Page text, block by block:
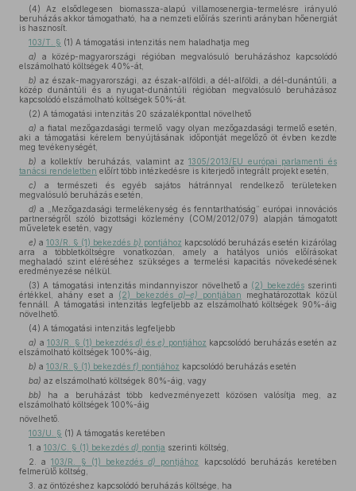
(4) Az elsődlegesen biomassza-alapú villamosenergia-termelésre irányuló
beruházás akkor támogatható, ha a nemzeti előírás szerinti arányban hőenergiát
is hasznosít.
103/T. § (1) A támogatási intenzitás nem haladhatja meg
a) a közép-magyarországi régióban megvalósuló beruházáshoz kapcsolódó
elszámolható költségek 40%-át,
b) az észak-magyarországi, az észak-alföldi, a dél-alföldi, a dél-dunántúli, a
közép dunántúli és a nyugat-dunántúli régióban megvalósuló beruházásoz
kapcsolódó elszámolható költségek 50%-át.
(2) A támogatási intenzitás 20 százalékponttal növelhető
a) a fiatal mezőgazdasági termelő vagy olyan mezőgazdasági termelő esetén,
aki a támogatási kérelem benyújtásának időpontját megelőző öt évben kezdte
meg tevékenységét,
b) a kollektív beruházás, valamint az1305/2013/EU európai parlamenti és
tanácsi rendeletben előírt több intézkedésre is kiterjedő integrált projekt esetén,
c) a természeti és egyéb sajátos hátránnyal rendelkező területeken
megvalósuló beruházás esetén,
d) a „Mezőgazdasági termelékenység és fenntarthatóság” európai innovációs
partnerségről szóló bizottsági közlemény (COM/2012/079) alapján támogatott
műveletek esetén, vagy
e) a103/R. § (1) bekezdés b) pontjához kapcsolódó beruházás esetén kizárólag
arra a többletköltségre vonatkozóan, amely a hatályos uniós előírásokat
meghaladó szint eléréséhez szükséges a termelési kapacitás növekedésének
eredményezése nélkül.
(3) A támogatási intenzitás mindannyiszor növelhető a (2) bekezdésszerinti
értékkel, ahány eset a (2) bekezdés a)–e) pontjában meghatározottak közül
fennáll. A támogatási intenzitás legfeljebb az elszámolható költségek 90%-áig
növelhető.
(4) A támogatási intenzitás legfeljebb
a) a103/R. § (1) bekezdésd) ése) pontjához kapcsolódó beruházás esetén az
elszámolható költségek 100%-áig,
b) a 103/R. § (1) bekezdés f) pontjához kapcsolódó beruházás esetén
ba) az elszámolható költségek 80%-áig, vagy
bb) ha a beruházást több kedvezményezett közösen valósítja meg, az
elszámolható költségek 100%-áig
növelhető.
103/U. § (1) A támogatás keretében
1. a 103/C. § (1) bekezdés d) pontja szerinti költség,
2. a103/R. § (1) bekezdésd) pontjához
kapcsolódó beruházás keretében
felmerülő költség,
3. az öntözéshez kapcsolódó beruházás költsége, ha